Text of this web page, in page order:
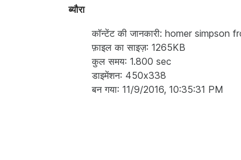
ब्यौरा
कॉन्टेंट की जानकारी: homer
फ़ाइल का साइज़: 1265KB
कुल समय: 1.800 sec
डाइमेंशन: 450x338
बन गया: 11/9/2016, 10:35:31 PM